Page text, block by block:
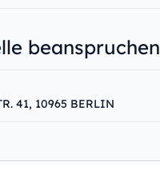
beanspruchen
41, 10965 BERLIN